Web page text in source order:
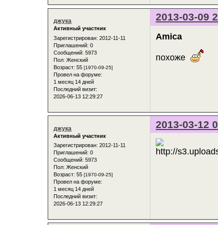
2013-03-09
джука
Активный участник
Зарегистрирован: 2012-11-11
Приглашений: 0
Сообщений: 5973
Пол: Женский
Возраст: 55 [1970-09-25]
Провел на форуме:
1 месяц 14 дней
Последний визит:
2026-06-13 12:29:27
Amica
похоже
2013-03-12
джука
Активный участник
Зарегистрирован: 2012-11-11
Приглашений: 0
Сообщений: 5973
Пол: Женский
Возраст: 55 [1970-09-25]
Провел на форуме:
1 месяц 14 дней
Последний визит:
2026-06-13 12:29:27